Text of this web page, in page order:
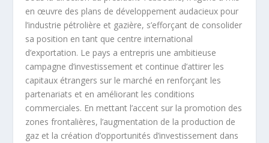
en œuvre des plans de développement audacieux pour
l’industrie pétrolière et gazière, s’efforçant de consolider
sa position en tant que centre international
d’exportation. Le pays a entrepris une ambitieuse
campagne d’investissement et continue d’attirer les
capitaux étrangers sur le marché en renforçant les
partenariats et en améliorant les conditions
commerciales. En mettant l’accent sur la promotion des
zones frontalières, l’augmentation de la production de
gaz et la création d’opportunités d’investissement dans